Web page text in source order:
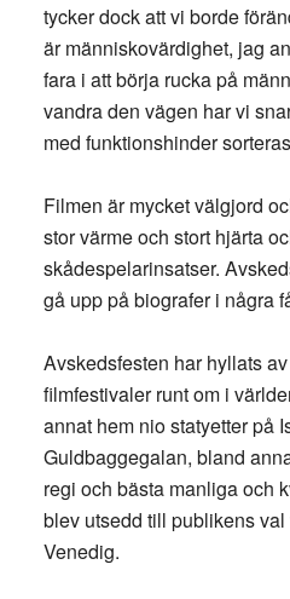
tycker dock att vi borde
är människovärdighet, jag
fara i att börja rucka på
vandra den vägen har vi
med funktionshinder
Filmen är mycket välgjord
stor värme och stort hjärta
skådespelarinsatser.
gå upp på biografer i några
Avskedsfesten har hyllats
filmfestivaler runt om i
annat hem nio statyetter på
Guldbaggegalan, bland
regi och bästa manliga och
blev utsedd till publikens
Venedig.